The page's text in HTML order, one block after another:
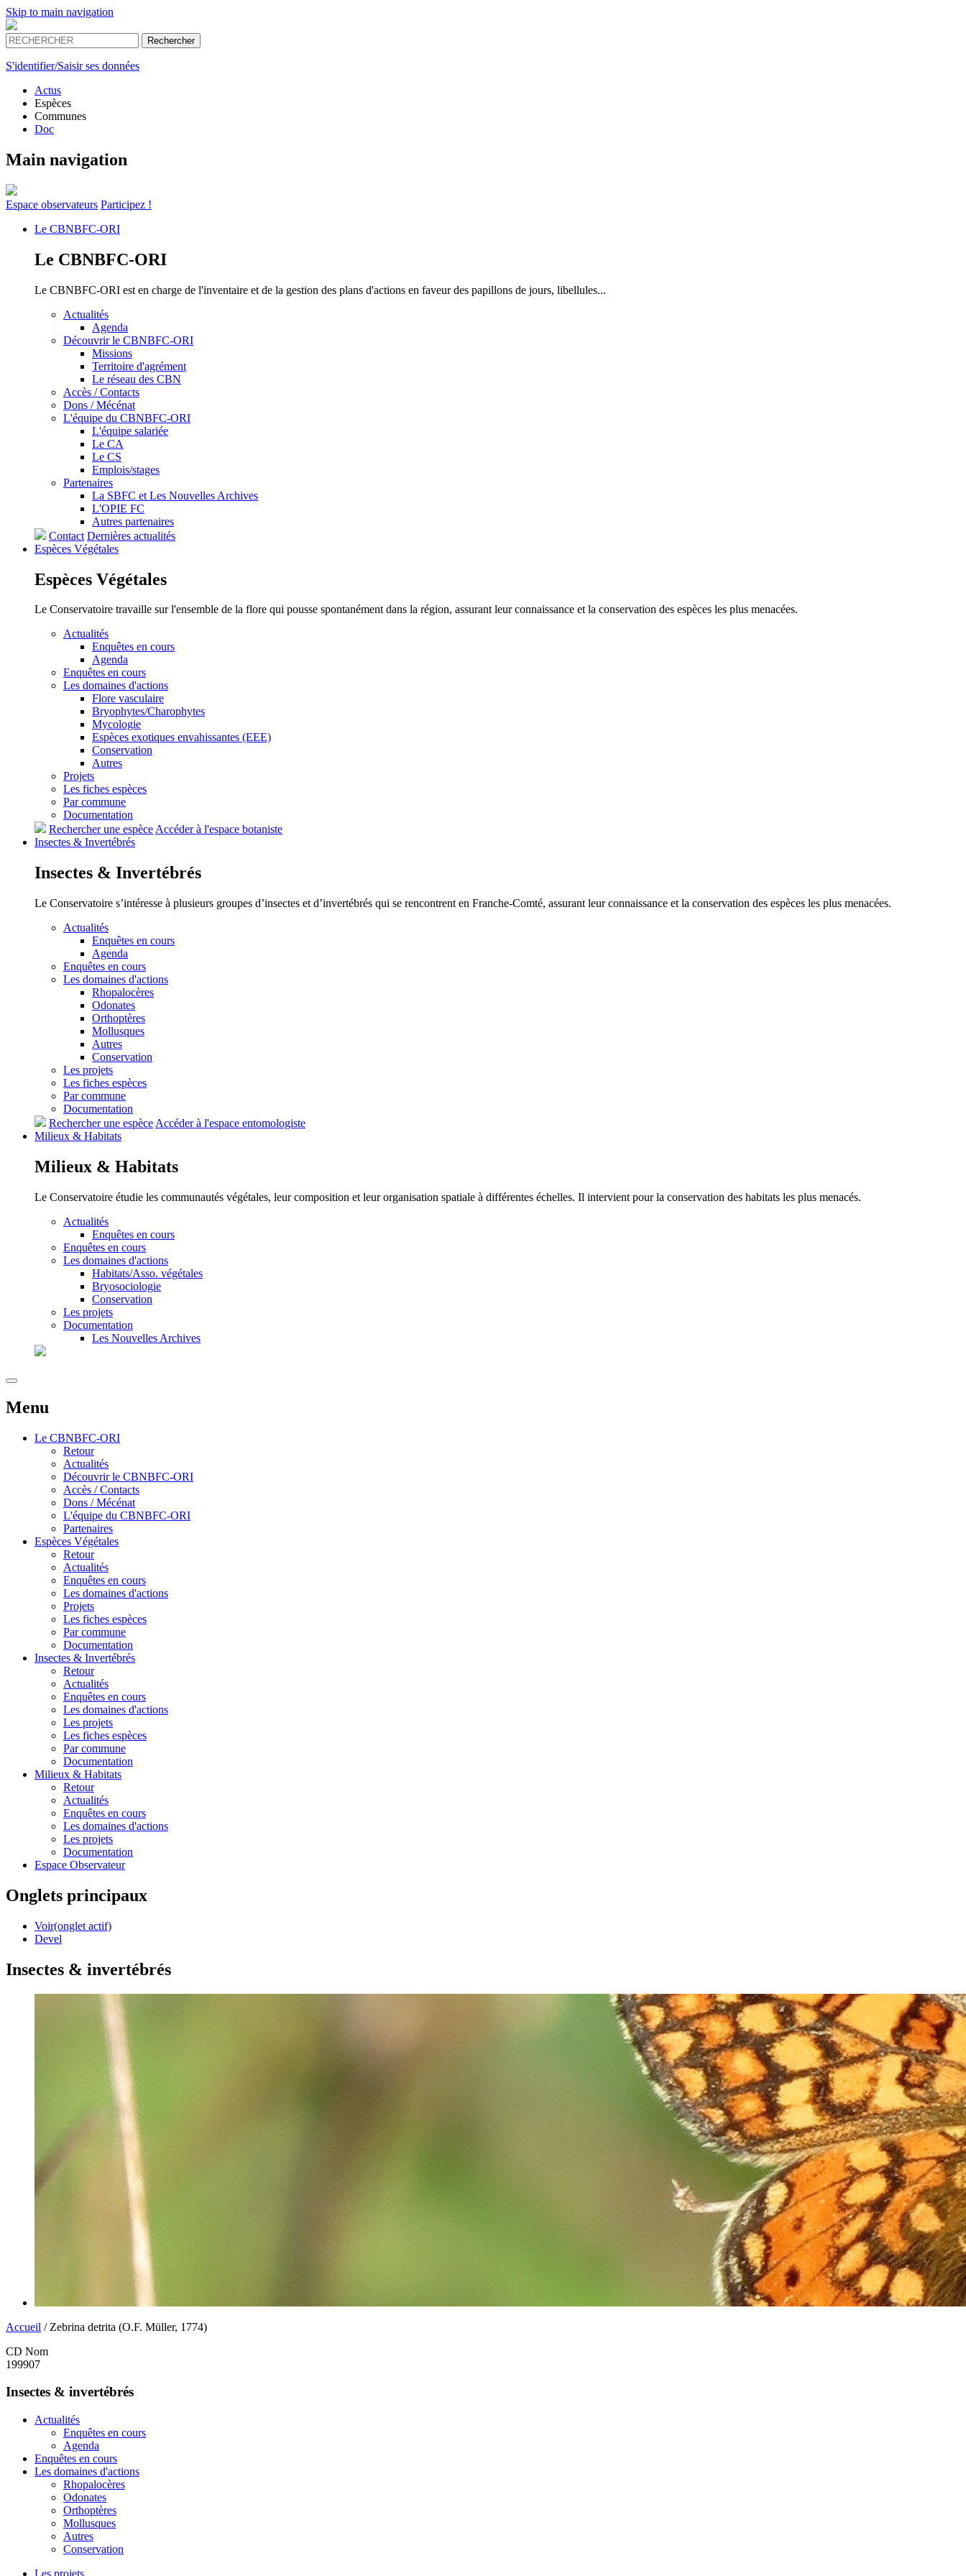
Skip to main navigation
S'identifier/Saisir ses données
Actus
Espèces
Communes
Doc
Main navigation
Espace observateurs Participez !
Le CBNBFC-ORI
Le CBNBFC-ORI
Le CBNBFC-ORI est en charge de l'inventaire et de la gestion des plans d'actions en faveur des papillons de jours, libellules...
Actualités
Agenda
Découvrir le CBNBFC-ORI
Missions
Territoire d'agrément
Le réseau des CBN
Accès / Contacts
Dons / Mécénat
L'équipe du CBNBFC-ORI
L'équipe salariée
Le CA
Le CS
Emplois/stages
Partenaires
La SBFC et Les Nouvelles Archives
L'OPIE FC
Autres partenaires
Contact Dernières actualités
Espèces Végétales
Espèces Végétales
Le Conservatoire travaille sur l'ensemble de la flore qui pousse spontanément dans la région, assurant leur connaissance et la conservation des espèces les plus menacées.
Actualités
Enquêtes en cours
Agenda
Enquêtes en cours
Les domaines d'actions
Flore vasculaire
Bryophytes/Charophytes
Mycologie
Espèces exotiques envahissantes (EEE)
Conservation
Autres
Projets
Les fiches espèces
Par commune
Documentation
Rechercher une espèceAccéder à l'espace botaniste
Insectes & Invertébrés
Insectes & Invertébrés
Le Conservatoire s’intéresse à plusieurs groupes d’insectes et d’invertébrés qui se rencontrent en Franche-Comté, assurant leur connaissance et la conservation des espèces les plus menacées.
Actualités
Enquêtes en cours
Agenda
Enquêtes en cours
Les domaines d'actions
Rhopalocères
Odonates
Orthoptères
Mollusques
Autres
Conservation
Les projets
Les fiches espèces
Par commune
Documentation
Rechercher une espèce Accéder à l'espace entomologiste
Milieux & Habitats
Milieux & Habitats
Le Conservatoire étudie les communautés végétales, leur composition et leur organisation spatiale à différentes échelles. Il intervient pour la conservation des habitats les plus menacés.
Actualités
Enquêtes en cours
Enquêtes en cours
Les domaines d'actions
Habitats/Asso. végétales
Bryosociologie
Conservation
Les projets
Documentation
Les Nouvelles Archives
Menu
Le CBNBFC-ORI
Retour
Actualités
Découvrir le CBNBFC-ORI
Accès / Contacts
Dons / Mécénat
L'équipe du CBNBFC-ORI
Partenaires
Espèces Végétales
Retour
Actualités
Enquêtes en cours
Les domaines d'actions
Projets
Les fiches espèces
Par commune
Documentation
Insectes & Invertébrés
Retour
Actualités
Enquêtes en cours
Les domaines d'actions
Les projets
Les fiches espèces
Par commune
Documentation
Milieux & Habitats
Retour
Actualités
Enquêtes en cours
Les domaines d'actions
Les projets
Documentation
Espace Observateur
Onglets principaux
Voir(onglet actif)
Devel
Insectes & invertébrés
Accueil / Zebrina detrita (O.F. Müller, 1774)
CD Nom
199907
Insectes & invertébrés
Actualités
Enquêtes en cours
Agenda
Enquêtes en cours
Les domaines d'actions
Rhopalocères
Odonates
Orthoptères
Mollusques
Autres
Conservation
Les projets